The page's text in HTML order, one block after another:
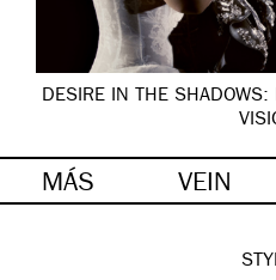
DESIRE IN THE SHADOWS:
MÁS VEIN